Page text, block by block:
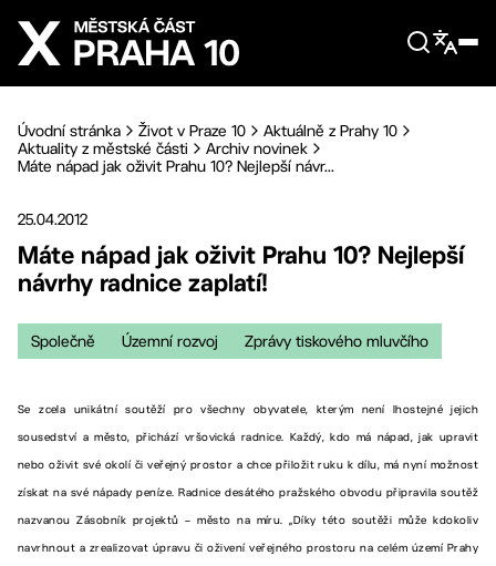
Přejít na hlavní obsah
Úvodní stránka Život v Praze 10
Aktuálně z Prahy 10
Aktuality z městské části
Archiv novinek
Máte nápad jak oživit Prahu 10? Nejlepší návr...
25.04.2012
Máte nápad jak oživit Prahu 10? Nejlepší
návrhy radnice zaplatí!
Společně Územní rozvoj Zprávy tiskového mluvčího
Se zcela unikátní soutěží pro všechny obyvatele, kterým není lhostejné jejich
sousedství a město, přichází vršovická radnice. Každý, kdo má nápad, jak upravit
nebo oživit své okolí či veřejný prostor a chce přiložit ruku k dílu, má nyní možnost
získat na své nápady peníze. Radnice desátého pražského obvodu připravila soutěž
nazvanou Zásobník projektů – město na míru. „Díky této soutěži může kdokoliv
navrhnout a zrealizovat úpravu či oživení veřejného prostoru na celém území Prahy